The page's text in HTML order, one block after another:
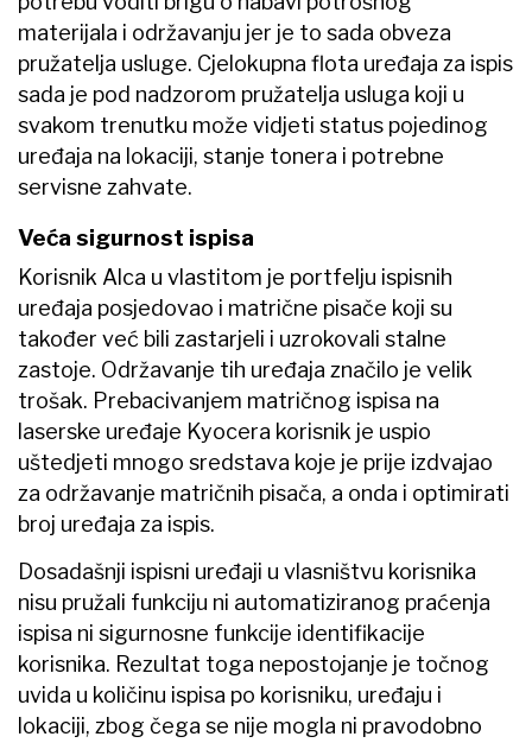
materijala i održavanju jer je to sada obveza
pružatelja usluge. Cjelokupna flota uređaja za ispis
sada je pod nadzorom pružatelja usluga koji u
svakom trenutku može vidjeti status pojedinog
uređaja na lokaciji, stanje tonera i potrebne
servisne zahvate.
Veća sigurnost ispisa
Korisnik Alca u vlastitom je portfelju ispisnih
uređaja posjedovao i matrične pisače koji su
također već bili zastarjeli i uzrokovali stalne
zastoje. Održavanje tih uređaja značilo je velik
trošak. Prebacivanjem matričnog ispisa na
laserske uređaje Kyocera korisnik je uspio
uštedjeti mnogo sredstava koje je prije izdvajao
za održavanje matričnih pisača, a onda i optimirati
broj uređaja za ispis.
Dosadašnji ispisni uređaji u vlasništvu korisnika
nisu pružali funkciju ni automatiziranog praćenja
ispisa ni sigurnosne funkcije identifikacije
korisnika. Rezultat toga nepostojanje je točnog
uvida u količinu ispisa po korisniku, uređaju i
lokaciji, zbog čega se nije mogla ni pravodobno